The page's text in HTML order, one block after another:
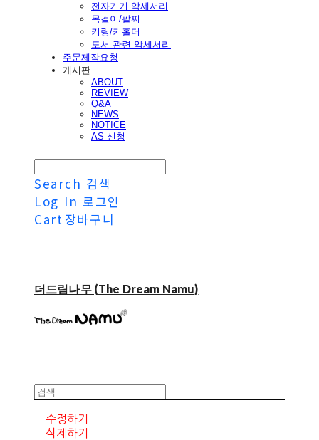
전자기기 악세서리
목걸이/팔찌
키링/키홀더
도서 관련 악세서리
주문제작요청
게시판
ABOUT
REVIEW
Q&A
NEWS
NOTICE
AS 신청
Search 검색
Log In 로그인
Cart 장바구니
더드림나무 (The Dream Namu)
수정하기
삭제하기